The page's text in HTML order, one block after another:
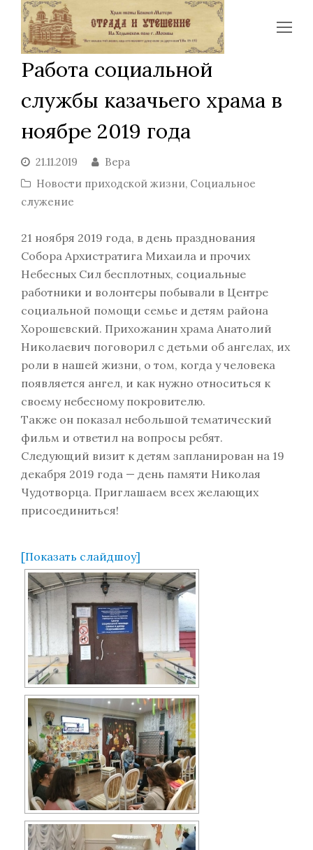
Работа социальной
службы казачьего храма в
ноябре 2019 года
21.11.2019
Вера
Новости приходской жизни, Социальное
служение
21 ноября 2019 года, в день празднования
Собора Архистратига Михаила и прочих
Небесных Сил бесплотных, социальные
работники и волонтеры побывали в Центре
социальной помощи семье и детям района
Хорошевский. Прихожанин храма Анатолий
Николаевич поговорил с детьми об ангелах, их
роли в нашей жизни, о том, когда у человека
появляется ангел, и как нужно относиться к
своему небесному покровителю.
Также он показал небольшой тематический
фильм и ответил на вопросы ребят.
Следующий визит к детям запланирован на 19
декабря 2019 года — день памяти Николая
Чудотворца. Приглашаем всех желающих
присоединиться!
[Показать слайдшоу]